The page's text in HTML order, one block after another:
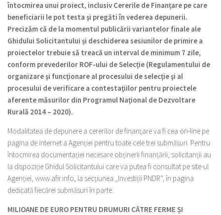
întocmirea unui proiect, inclusiv Cererile de Finanțare pe care
beneficiarii le pot testa și pregăti în vederea depunerii.
Precizăm că de la momentul publicării variantelor finale ale
Ghidului Solicitantului și deschiderea sesiunilor de primire a
proiectelor trebuie să treacă un interval de minimum 7 zile,
conform prevederilor ROF-ului de Selecție (Regulamentului de
organizare şi funcţionare al procesului de selecţie şi al
procesului de verificare a contestaţiilor pentru proiectele
aferente măsurilor din Programul Naţional de Dezvoltare
Rurală 2014 – 2020).
Modalitatea de depunere a cererilor de finanțare va fi cea on-line pe
pagina de internet a Agenției pentru toate cele trei submăsuri. Pentru
întocmirea documentației necesare obținerii finanțării, solicitanții au
la dispoziție Ghidul Solicitantului care va putea fi consultat pe site-ul
Agenției, www.afir.info, la secțiunea „Investiții PNDR”, în pagina
dedicată fiecărei submăsuri în parte.
MILIOANE DE EURO PENTRU DRUMURI CĂTRE FERME ȘI